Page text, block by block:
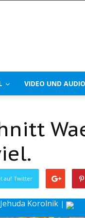
VIDEO UND AUDIO
auf Twitter
Korolnik |